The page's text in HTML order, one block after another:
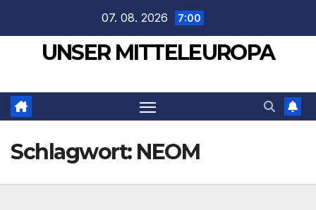
springen
07. 08. 2026 7:00
UNSER MITTELEUROPA
Schlagwort: NEOM